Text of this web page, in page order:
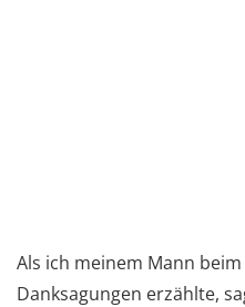
Als ich meinem Mann
Danksagungen erzählte,